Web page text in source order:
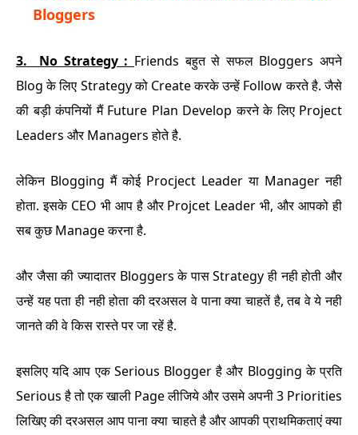
Bloggers
3. No Strategy : Friends बहुत से सफल Bloggers अपने
Blog के लिए Strategy को Create करके उन्हें Follow करते है. जैसे
की बड़ी कंपनियों मैं Future Plan Develop करने के लिए Project
Leaders और Managers होते है.
लेकिन Blogging मैं कोई Procject Leader या Manager नही
होता. इसके CEO भी आप है और Projcet Leader भी, और आपको ही
सब कुछ Manage करना है.
और जैसा की ज्यादातर Bloggers के पास Strategy ही नही होती और
उन्हें यह पता ही नही होता की दरअसल वे पाना क्या चाहतें है, तब वे ये नही
जानते की वे किस रास्ते पर जा रहें है.
इसलिए यदि आप एक Serious Blogger है और Blogging के प्रति
Serious है तो एक खाली Page लीजिये और उसमे अपनी 3 Priorities
लिखिए की दरअसल आप पाना क्या चाहते है और आपकी प्राथमिकताएं क्या